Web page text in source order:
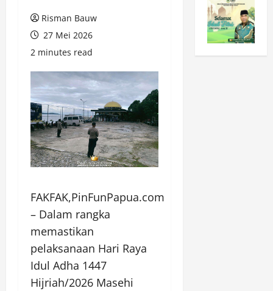
Risman Bauw
27 Mei 2026
2 minutes read
FAKFAK,PinFunPapua.com
– Dalam rangka
memastikan
pelaksanaan Hari Raya
Idul Adha 1447
Hijriah/2026 Masehi